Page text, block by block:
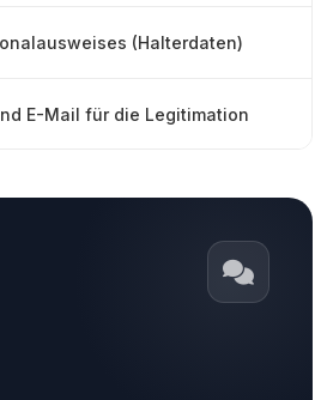
(Halterdaten)
E-Mail für die Legitimation